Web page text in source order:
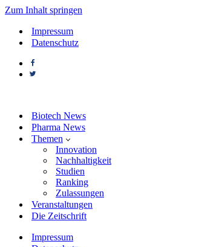
Zum Inhalt springen
Impressum
Datenschutz
Biotech News
Pharma News
Themen
Innovation
Nachhaltigkeit
Studien
Ranking
Zulassungen
Veranstaltungen
Die Zeitschrift
Impressum